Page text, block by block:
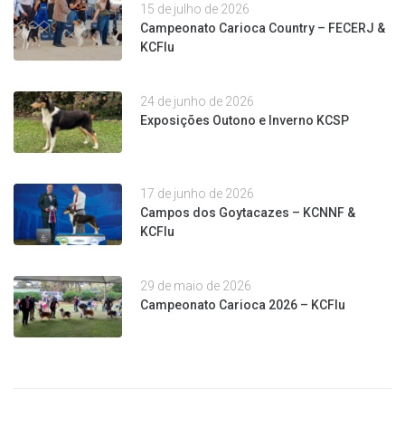
15 de julho de 2026
Campeonato Carioca Country – FECERJ &
KCFlu
24 de junho de 2026
Exposições Outono e Inverno KCSP
17 de junho de 2026
Campos dos Goytacazes – KCNNF &
KCFlu
29 de maio de 2026
Campeonato Carioca 2026 – KCFlu